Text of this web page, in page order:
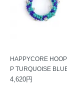
HAPPYCORE
P TURQUOISE
4,620円